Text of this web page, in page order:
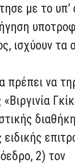
με το
ισχύουν τα
πρέπει να
2) τον